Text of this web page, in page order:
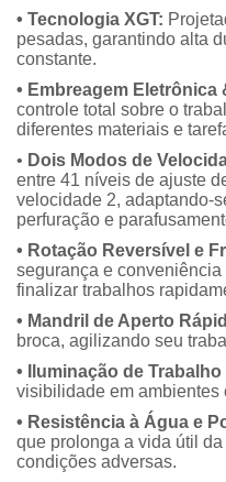
• Tecnologia XGT:
pesadas, garantindo alta
constante.
• Embreagem Eletrônica
controle total sobre o
diferentes materiais e
• Dois Modos de
entre 41 níveis de ajuste
velocidade 2, adaptando-
perfuração e
• Rotação Reversível e
segurança e
finalizar trabalhos
• Mandril de Aperto
broca, agilizando seu
• Iluminação de
visibilidade em ambientes
• Resistência à Água e
que prolonga a vida útil
condições adversas.